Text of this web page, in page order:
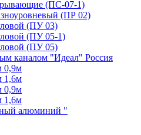
(ПС-07-1)
(ПР 02)
(ПУ 03)
(ПУ 05-1)
(ПУ 05)
каналом "Идеал" Россия
0,9м
1,6м
0,9м
1,6м
алюминий "